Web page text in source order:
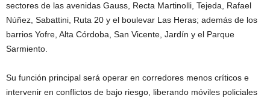
sectores de las avenidas Gauss, Recta Martinolli, Tejeda, Rafael
Núñez, Sabattini, Ruta 20 y el boulevar Las Heras; además de los
barrios Yofre, Alta Córdoba, San Vicente, Jardín y el Parque
Sarmiento.
Su función principal será operar en corredores menos críticos e
intervenir en conflictos de bajo riesgo, liberando móviles policiales